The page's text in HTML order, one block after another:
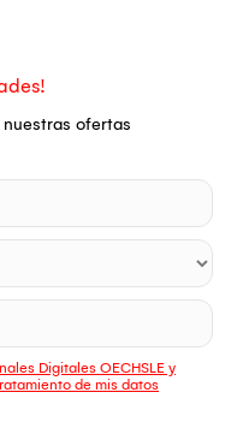
ofertas
Digitales OECHSLE y
de mis datos